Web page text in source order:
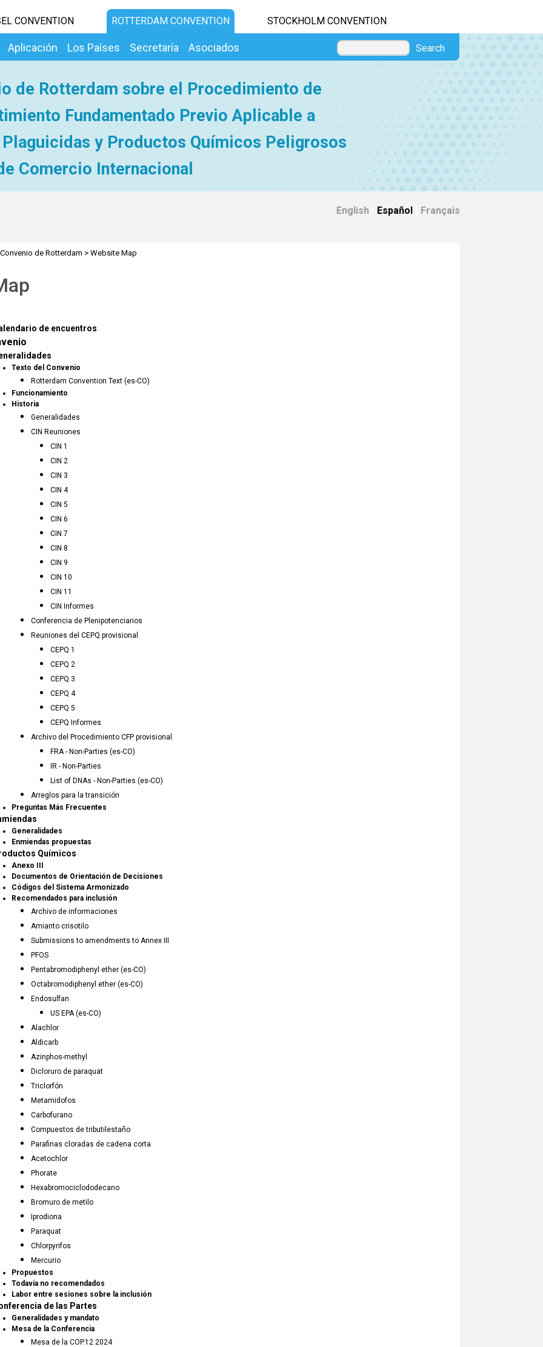
CONVENTION ROTTERDAM CONVENTION STOCKHOLM CONVENTION
Aplicación Los Países Secretaría Asociados Search
de Rotterdam sobre el Procedimiento de
Fundamentado Previo Aplicable a
y Productos Químicos Peligrosos
Comercio Internacional
English Español Français
Convenio de Rotterdam > Website Map
de encuentros
Texto del Convenio
Rotterdam Convention Text (es-CO)
Funcionamiento
Historia
Generalidades
CIN Reuniones
CIN 1
CIN 2
CIN 3
CIN 4
CIN 5
CIN 6
CIN 7
CIN 8
CIN 9
CIN 10
CIN 11
CIN Informes
Conferencia de Plenipotenciarios
Reuniones del CEPQ provisional
CEPQ 1
CEPQ 2
CEPQ 3
CEPQ 4
CEPQ 5
CEPQ Informes
Archivo del Procedimiento CFP provisional
FRA - Non-Parties (es-CO)
IR - Non-Parties
List of DNAs - Non-Parties (es-CO)
Arreglos para la transición
Preguntas Más Frecuentes
Generalidades
Enmiendas propuestas
Químicos
Anexo III
Documentos de Orientación de Decisiones
Códigos del Sistema Armonizado
Recomendados para inclusión
Archivo de informaciones
Amianto crisotilo
Submissions to amendments to Annex III
PFOS
Pentabromodiphenyl ether (es-CO)
Octabromodiphenyl ether (es-CO)
Endosulfan
US EPA (es-CO)
Alachlor
Aldicarb
Azinphos-methyl
Dicloruro de paraquat
Triclorfón
Metamidofos
Carbofurano
Compuestos de tributilestaño
Parafinas cloradas de cadena corta
Acetochlor
Phorate
Hexabromociclododecano
Bromuro de metilo
Iprodiona
Paraquat
Chlorpyrifos
Mercurio
Propuestos
Todavía no recomendados
Labor entre sesiones sobre la inclusión
de las Partes
Generalidades y mandato
Mesa de la Conferencia
Mesa de la COP.12 2024